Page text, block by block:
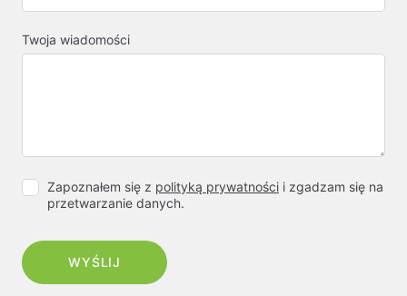
Twoja wiadomości
Zapoznałem się z polityką prywatności i zgadzam się na
przetwarzanie danych.